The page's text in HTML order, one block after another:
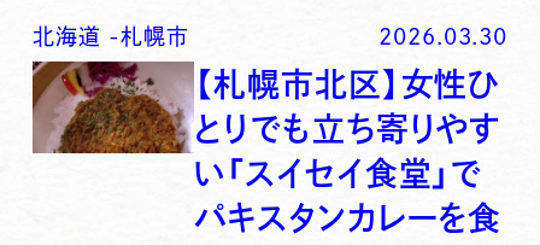
北海道 -札幌市 2026.03.30
【札幌市北区】女性ひ
とりでも立ち寄りやす
い「スイセイ食堂」で
パキスタンカレーを食